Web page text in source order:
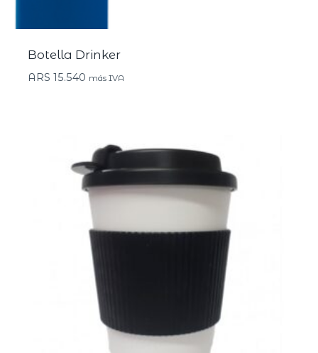
Botella Drinker
ARS 15.540 más IVA